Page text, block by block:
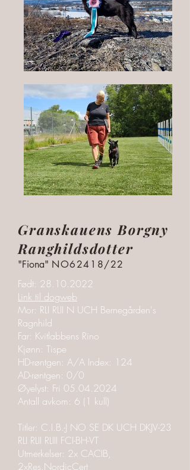
Granskauens Borgny
Ranghildsdotter
"Fiona" NO62418/22
Født: 28.10.2022
Link til dogweb
Mor: RLI RLII N UCH Bernegården's
Ragnhild
Far: Kvitlabbens Rino
Kjønn: Tispe
HD-røntgen: A/A Index: 124
AD-røntgen: 0/0
Øyelyst: Fri 05.04.2024
Antall avkom: 6 (1 kull)
Titler: C.I.B.-J NO SE DK UCH DKJV-23
RLI RLII RLIII FCI-BH-VT
Utmerkelser: 2x CACIB,
2xRes.NordicCert